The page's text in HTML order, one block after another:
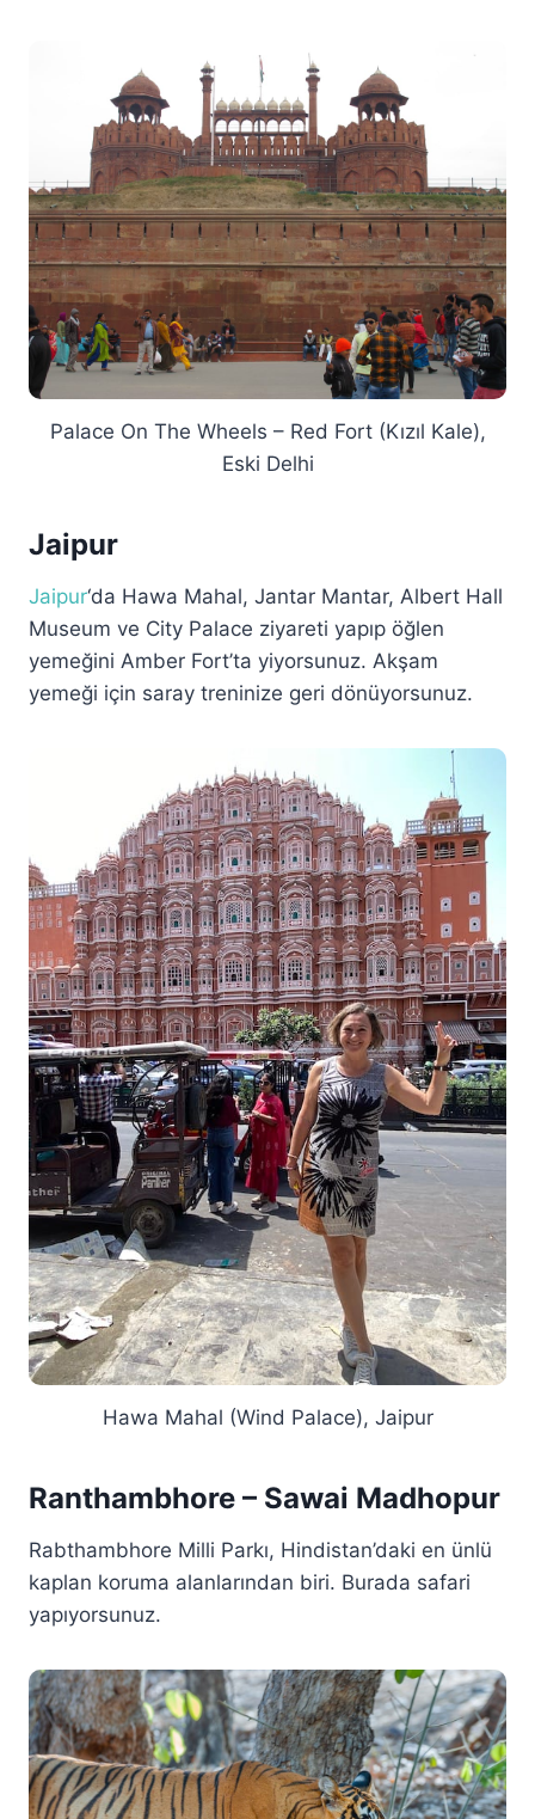
Palace On The Wheels – Red Fort (Kızıl Kale),
Eski Delhi
Jaipur
Jaipur‘da Hawa Mahal, Jantar Mantar, Albert Hall
Museum ve City Palace ziyareti yapıp öğlen
yemeğini Amber Fort’ta yiyorsunuz. Akşam
yemeği için saray treninize geri dönüyorsunuz.
Hawa Mahal (Wind Palace), Jaipur
Ranthambhore – Sawai Madhopur
Rabthambhore Milli Parkı, Hindistan’daki en ünlü
kaplan koruma alanlarından biri. Burada safari
yapıyorsunuz.